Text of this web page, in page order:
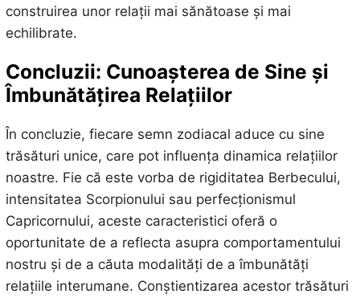
construirea unor relații mai sănătoase și mai
echilibrate.
Concluzii: Cunoașterea de Sine și
Îmbunătățirea Relațiilor
În concluzie, fiecare semn zodiacal aduce cu sine
trăsături unice, care pot influența dinamica relațiilor
noastre. Fie că este vorba de rigiditatea Berbecului,
intensitatea Scorpionului sau perfecționismul
Capricornului, aceste caracteristici oferă o
oportunitate de a reflecta asupra comportamentului
nostru și de a căuta modalități de a îmbunătăți
relațiile interumane. Conștientizarea acestor trăsături